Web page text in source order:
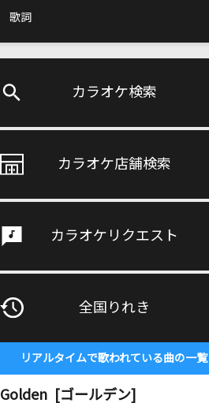
歌詞
カラオケ検索
カラオケ店舗検索
カラオケリクエスト
全国りれき
リアルタイムで歌われている曲の一覧
Golden [ゴールデン]